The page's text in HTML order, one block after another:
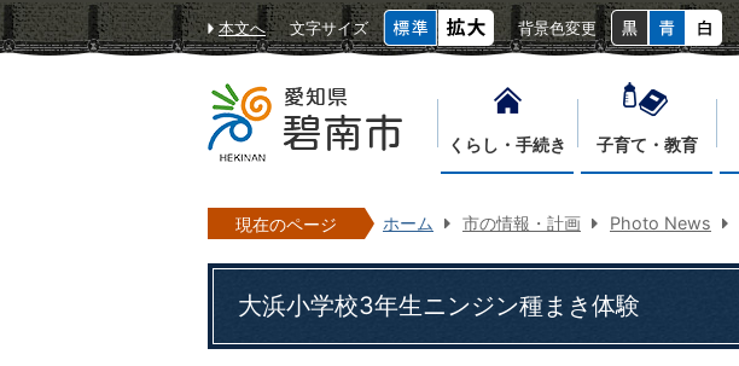
本文へ 文字サイズ 背景色変更
くらし・手続き 子育て・教育
現在のページ ホーム 市の情報・計画 Photo News
大浜小学校3年生ニンジン種まき体験